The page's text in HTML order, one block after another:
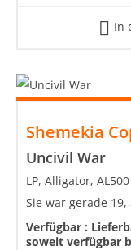
In
Shemekia
Uncivil War
LP, Alligator,
Sie war gerade
Verfügbar :
soweit verfügbar